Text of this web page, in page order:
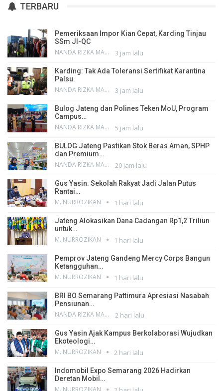
TERBARU
Pemeriksaan Impor Kian Cepat, Karding Tinjau
SSm JI-QC
NANDA RIZKA MAHENDRA 3 jam lalu
Karding: Tak Ada Toleransi Sertifikat Karantina
Palsu
NANDA RIZKA MAHENDRA 3 jam lalu
Bulog Jateng dan Polines Teken MoU, Program
Campus…
NANDA RIZKA MAHENDRA 5 jam lalu
BULOG Jateng Pastikan Stok Beras Aman, SPHP
dan Premium…
NANDA RIZKA MAHENDRA 20 jam lalu
Gus Yasin: Sekolah Rakyat Jadi Jalan Putus
Rantai…
M. NURROZIKAN 1 hari lalu
Jateng Alokasikan Dana Cadangan Rp1,2 Triliun
untuk…
M. NURROZIKAN 1 hari lalu
Pemprov Jateng Gandeng Mercy Corps Bangun
Ketangguhan…
M. NURROZIKAN 1 hari lalu
BRI BO Semarang Pattimura Apresiasi Nasabah
Pensiunan…
NANDA RIZKA MAHENDRA 2 hari lalu
Gus Yasin Ajak Kampus Berkolaborasi Wujudkan
Ekoteologi…
M. NURROZIKAN 2 hari lalu
Indomobil Expo Semarang 2026 Hadirkan
Deretan Mobil…